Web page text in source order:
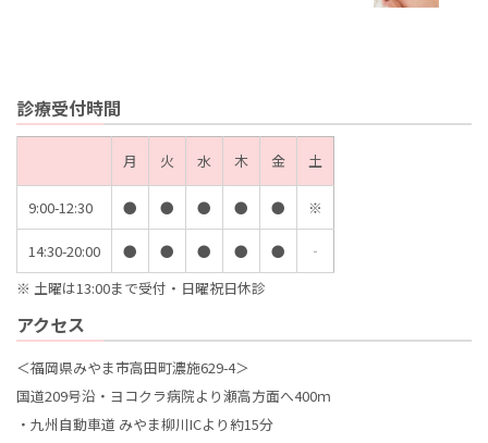
診療受付時間
月 火 水 木 金 土
9:00-12:30 ● ● ● ● ● ※
14:30-20:00 ● ● ● ● ●
‐
※ 土曜は13:00まで受付・日曜祝日休診
アクセス
＜福岡県みやま市高田町濃施629-4＞
国道209号沿・ヨコクラ病院より瀬高方面へ400ｍ
・九州自動車道 みやま柳川ICより約15分